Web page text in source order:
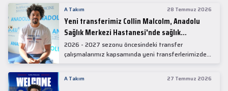
A Takım 28 Temmuz 2026
Yeni transferimiz Collin Malcolm, Anadolu
Sağlık Merkezi Hastanesi'nde sağlık
kontrolünden geçti.
2026 - 2027 sezonu öncesindeki transfer
çalışmalarımız kapsamında yeni transferlerimizden
Collin Malcolm, bugün partnerimiz Anadolu Sağlık
kontrollerinden geçti.
A Takım 27 Temmuz 2026